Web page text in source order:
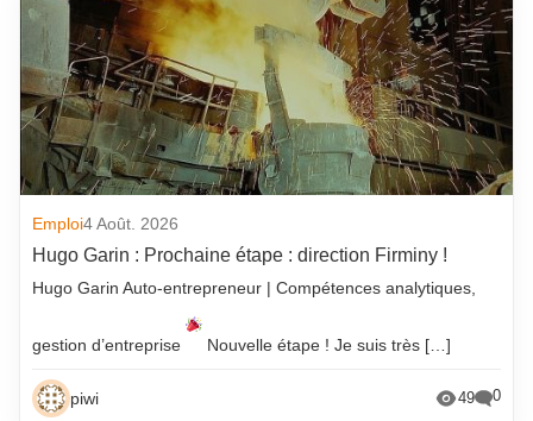
Emploi4 Août. 2026
Hugo Garin : Prochaine étape : direction Firminy !
Hugo Garin Auto-entrepreneur | Compétences analytiques,
gestion d’entreprise Nouvelle étape ! Je suis très […]
piwi 49 0